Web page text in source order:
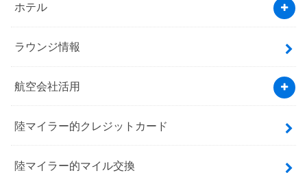
ホテル
ラウンジ情報
航空会社活用
陸マイラー的クレジットカード
陸マイラー的マイル交換